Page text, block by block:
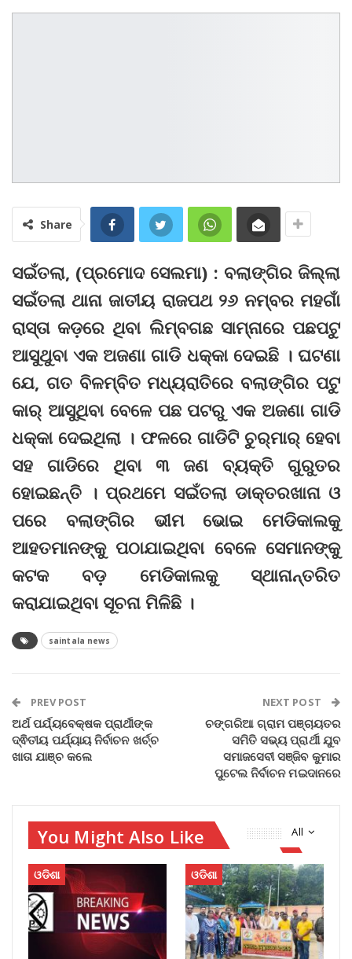
Share
ସଇଁତଲା, (ପ୍ରମୋଦ ସେଲମା) : ବଲାଙ୍ଗିର ଜିଲ୍ଲା
ସଇଁତଲା ଥାନା ଜାତୀୟ ରାଜପଥ ୨୬ ନମ୍ବର ମହଗାଁ
ରାସ୍ତା କଡ଼ରେ ଥିବା ଲିମ୍ବଗଛ ସାମ୍ନାରେ ପଛପଟୁ
ଆସୁଥୁବା ଏକ ଅଜଣା ଗାଡି ଧକ୍କା ଦେଇଛି । ଘଟଣା
ଯେ, ଗତ ବିଳମ୍ବିତ ମଧ୍ୟରାତିରେ ବଲାଙ୍ଗିର ପଟୁ
କାର୍‌ ଆସୁଥିବା ବେଳେ ପଛ ପଟରୁ ଏକ ଅଜଣା ଗାଡି
ଧକ୍କା ଦେଇଥିଲା । ଫଳରେ ଗାଡିଟି ଚୁର୍‌ମାର୍‌ ହେବା
ସହ ଗାଡିରେ ଥିବା ୩ ଜଣ ବ୍ୟକ୍ତି ଗୁରୁତର
ହୋଇଛନ୍ତି । ପ୍ରଥମେ ସଇଁତଲା ଡାକ୍ତରଖାନା ଓ
ପରେ ବଲାଙ୍ଗିର ଭୀମ ଭୋଇ ମେଡିକାଲକୁ
ଆହତମାନଙ୍କୁ ପଠାଯାଇଥିବା ବେଳେ ସେମାନଙ୍କୁ
କଟକ ବଡ଼ ମେଡିକାଲକୁ ସ୍ଥାନାନ୍ତରିତ
କରାଯାଇଥିବା ସୂଚନା ମିଳିଛି ।
saintala news
PREV POST
ଅର୍ଥ ପର୍ଯ୍ୟବେକ୍ଷକ ପ୍ରାର୍ଥୀଙ୍କ
ଦ୍ଵିତୀୟ ପର୍ଯ୍ୟାୟ ନିର୍ବାଚନ ଖର୍ଚ୍ଚ
ଖାତା ଯାଞ୍ଚ କଲେ
NEXT POST
ଚଙ୍ଗରିଆ ଗ୍ରାମ ପଞ୍ଚାୟତର
ସମିତି ସଭ୍ୟ ପ୍ରାର୍ଥୀ ଯୁବ
ସମାଜସେବୀ ସଞ୍ଜିବ କୁମାର
ପୁଟେଲ ନିର୍ବାଚନ ମଇଦାନରେ
All
You Might Also Like
ଓଡିଶା ଓଡିଶା